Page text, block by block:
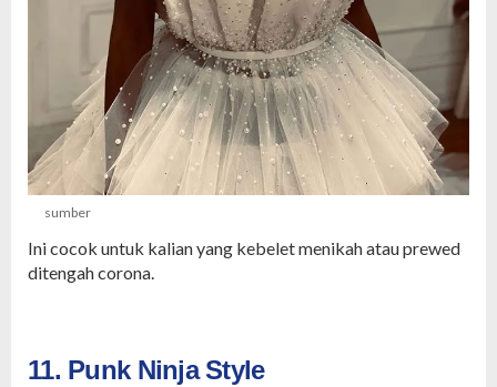
sumber
Ini cocok untuk kalian yang kebelet menikah atau prewed
ditengah corona.
11. Punk Ninja Style